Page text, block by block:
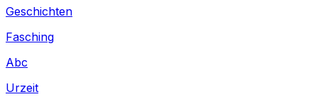
Geschichten
Fasching
Abc
Urzeit